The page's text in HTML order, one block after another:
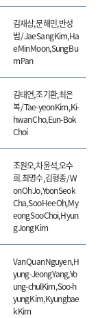
김재상, 문해민, 반성
범 / Jae Sang Kim, Ha
e Min Moon, Sung Bu
m Pan
김태연, 조기환, 최은
복 / Tae-yeon Kim, Ki-
hwan Cho, Eun-Bok
Choi
조원오, 차윤석, 오수
희. 최명수, 김형종 / W
on Oh Jo, Yoon Seok
Cha, Soo Hee Oh, My
eong Soo Choi, Hyun
g Jong Kim
Van Quan Nguyen, H
yung-Jeong Yang, Yo
ung-chul Kim, Soo-h
yung Kim, Kyungbae
k Kim